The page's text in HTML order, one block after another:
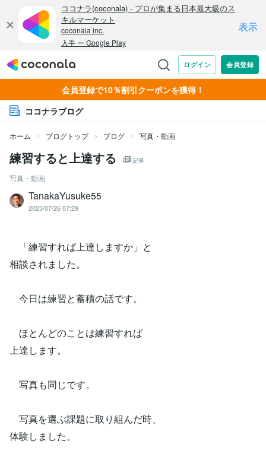
会員登録で10％割引クーポンを獲得！
ココナラブログ
ホーム ブログトップ ブログ 写真・動画
練習すると上達する 記事
写真・動画
TanakaYusuke55
2023/07/26 07:29
「練習すれば上達しますか」と
相談されました。
今日は練習と蓄積の話です。
ほとんどのことは練習すれば
上達します。
写真も同じです。
写真を選ぶ課題に取り組んだ時、
体験しました。